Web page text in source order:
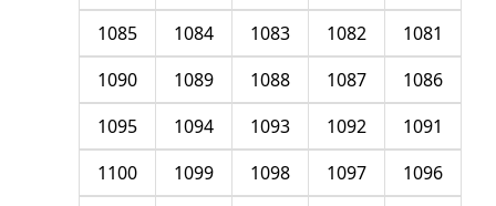
1081
1082
1083
1084
1085
1086
1087
1088
1089
1090
1091
1092
1093
1094
1095
1096
1097
1098
1099
1100